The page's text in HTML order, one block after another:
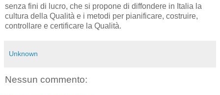
senza fini di lucro, che si propone di diffondere in Italia la
cultura della Qualità e i metodi per pianificare, costruire,
controllare e certificare la Qualità.
Unknown
Nessun commento: